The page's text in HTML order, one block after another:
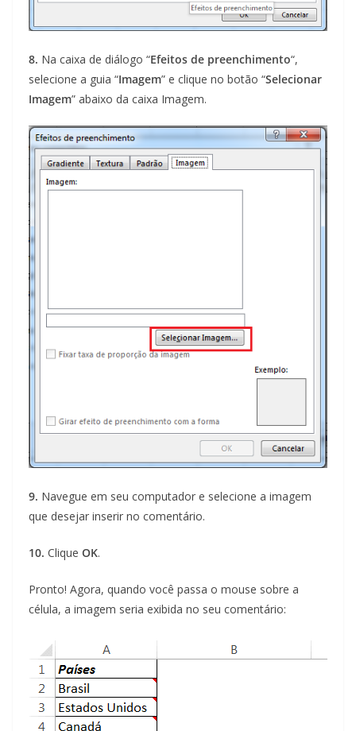
8. Na caixa de diálogo “Efeitos de preenchimento“,
selecione a guia “Imagem” e clique no botão “Selecionar
Imagem” abaixo da caixa Imagem.
9. Navegue em seu computador e selecione a imagem
que desejar inserir no comentário.
10. Clique OK.
Pronto! Agora, quando você passa o mouse sobre a
célula, a imagem seria exibida no seu comentário: